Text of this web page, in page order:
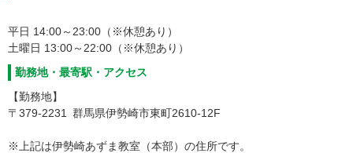
平日 14:00～23:00（※休憩あり）
土曜日 13:00～22:00（※休憩あり）
勤務地・最寄駅・アクセス
【勤務地】
〒379-2231 群馬県伊勢崎市東町2610-12F
※上記は伊勢崎あずま教室（本部）の住所です。